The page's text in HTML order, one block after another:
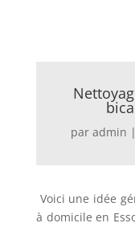
paradmin
Voici une idée
à domicile en